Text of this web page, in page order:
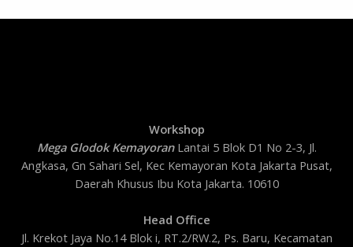
Workshop
Mega Glodok KemayoranLantai 5 Blok D1 No 2-3, Jl.
Angkasa, Gn Sahari Sel, Kec Kemayoran Kota Jakarta Pusat,
Daerah Khusus Ibu Kota Jakarta. 10610
Head Office
Jl. Krekot Jaya No.14 Blok i, RT.2/RW.2, Ps. Baru, Kecamatan